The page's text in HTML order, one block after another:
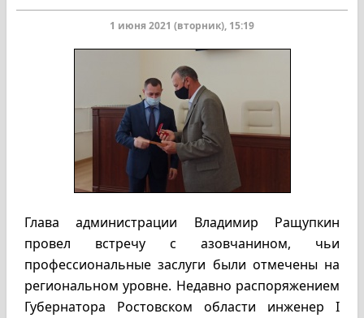
1 июня 2021 (вторник), 15:19
Глава администрации Владимир Ращупкин
провел встречу с азовчанином, чьи
профессиональные заслуги были отмечены на
региональном уровне. Недавно распоряжением
Губернатора Ростовском области инженер I